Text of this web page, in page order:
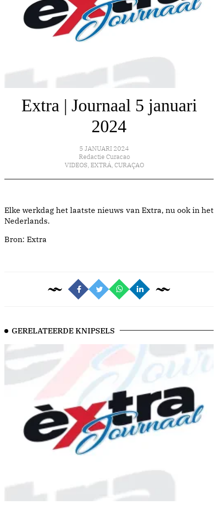
Extra | Journaal 5 januari
2024
5 JANUARI 2024
Redactie Curacao
VIDEOS, EXTRÁ, CURAÇAO
Elke werkdag het laatste nieuws van Extra, nu ook in het
Nederlands.
Bron: Extra
GERELATEERDE KNIPSELS